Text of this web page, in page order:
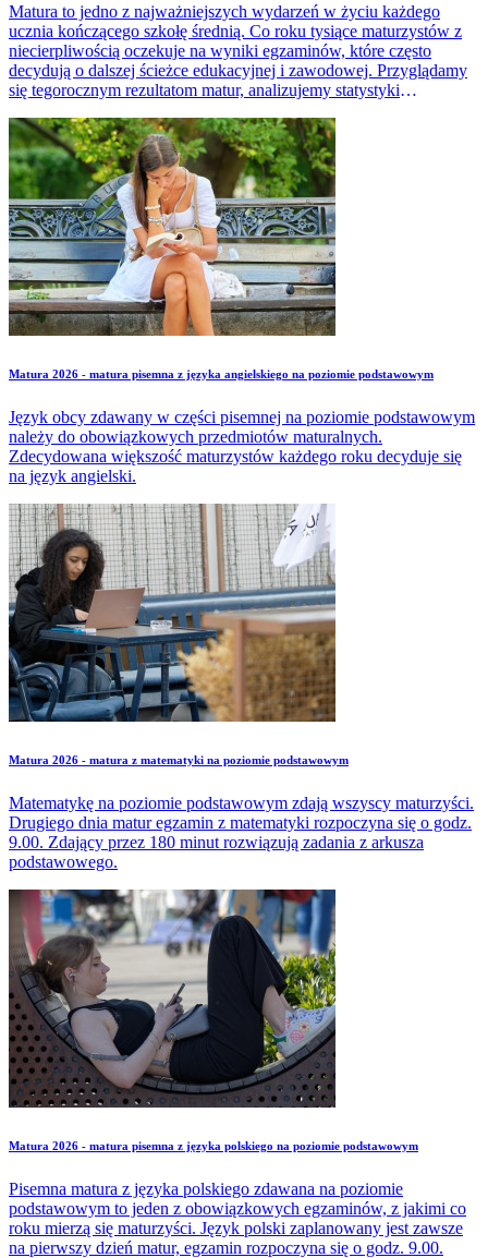
Matura to jedno z najważniejszych wydarzeń w życiu każdego
ucznia kończącego szkołę średnią. Co roku tysiące maturzystów z
niecierpliwością oczekuje na wyniki egzaminów, które często
decydują o dalszej ścieżce edukacyjnej i zawodowej. Przyglądamy
się tegorocznym rezultatom matur, analizujemy statystyki
wskazujemy, jakie wnioski można wyciągnąć z ogólnopolskich
danych.
Matura 2026 - matura pisemna z języka angielskiego na poziomie podstawowym
Język obcy zdawany w części pisemnej na poziomie podstawowym
należy do obowiązkowych przedmiotów maturalnych.
Zdecydowana większość maturzystów każdego roku decyduje się
na język angielski.
Matura 2026 - matura z matematyki na poziomie podstawowym
Matematykę na poziomie podstawowym zdają wszyscy maturzyści.
Drugiego dnia matur egzamin z matematyki rozpoczyna się o godz.
9.00. Zdający przez 180 minut rozwiązują zadania z arkusza
podstawowego.
Matura 2026 - matura pisemna z języka polskiego na poziomie podstawowym
Pisemna matura z języka polskiego zdawana na poziomie
podstawowym to jeden z obowiązkowych egzaminów, z jakimi co
roku mierzą się maturzyści. Język polski zaplanowany jest zawsze
na pierwszy dzień matur, egzamin rozpoczyna się o godz. 9.00.